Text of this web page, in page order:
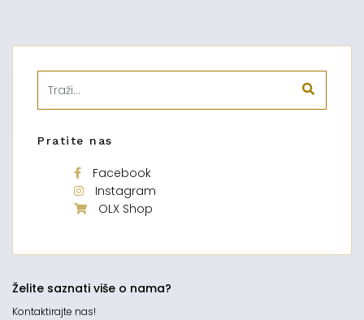
Pratite nas
Facebook
Instagram
OLX Shop
Želite saznati više o nama?
Kontaktirajte nas!